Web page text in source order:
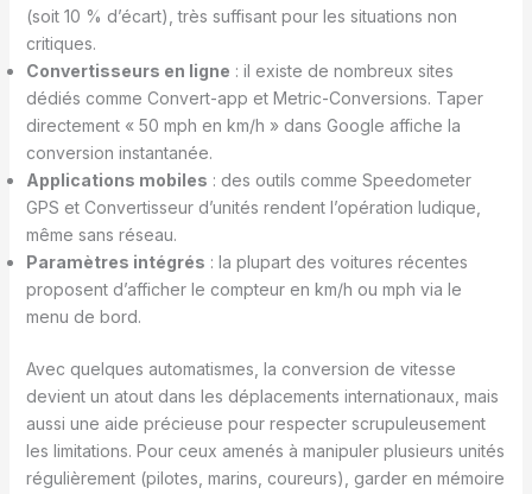
(soit 10 % d’écart), très suffisant pour les situations non
critiques.
Convertisseurs en ligne : il existe de nombreux sites
dédiés comme Convert-app et Metric-Conversions. Taper
directement « 50 mph en km/h » dans Google affiche la
conversion instantanée.
Applications mobiles : des outils comme Speedometer
GPS et Convertisseur d’unités rendent l’opération ludique,
même sans réseau.
Paramètres intégrés : la plupart des voitures récentes
proposent d’afficher le compteur en km/h ou mph via le
menu de bord.
Avec quelques automatismes, la conversion de vitesse
devient un atout dans les déplacements internationaux, mais
aussi une aide précieuse pour respecter scrupuleusement
les limitations. Pour ceux amenés à manipuler plusieurs unités
régulièrement (pilotes, marins, coureurs), garder en mémoire